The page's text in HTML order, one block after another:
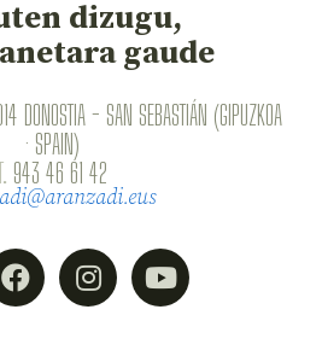
dizugu,
gaude
DONOSTIA - SAN SEBASTIÁN (GIPUZKOA
· SPAIN)
943 46 61 42